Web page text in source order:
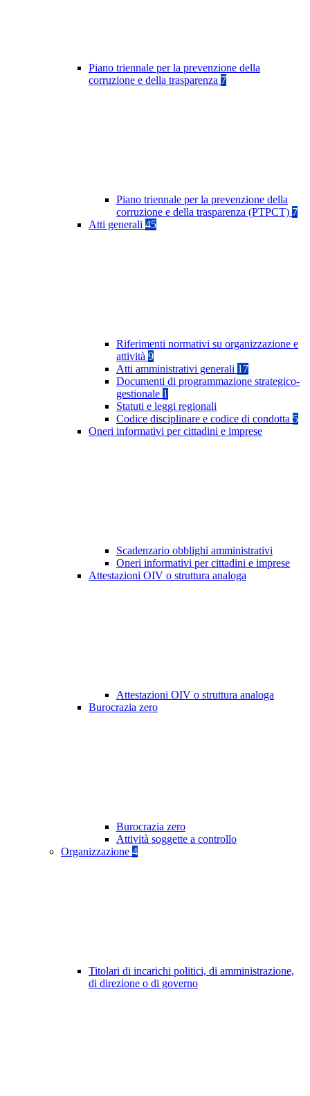
Piano triennale per la prevenzione della
corruzione e della trasparenza 7
Piano triennale per la prevenzione della
corruzione e della trasparenza (PTPCT) 7
Atti generali 45
Riferimenti normativi su organizzazione e
attività 9
Atti amministrativi generali 17
Documenti di programmazione strategico-
gestionale 1
Statuti e leggi regionali
Codice disciplinare e codice di condotta 5
Oneri informativi per cittadini e imprese
Scadenzario obblighi amministrativi
Oneri informativi per cittadini e imprese
Attestazioni OIV o struttura analoga
Attestazioni OIV o struttura analoga
Burocrazia zero
Burocrazia zero
Attività soggette a controllo
Organizzazione 4
Titolari di incarichi politici, di amministrazione,
di direzione o di governo